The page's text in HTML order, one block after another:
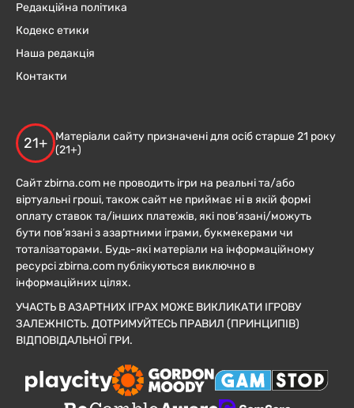
Редакційна політика
Кодекс етики
Наша редакція
Контакти
21+
Матеріали сайту призначені для осіб старше 21 року
(21+)
Сайт zbirna.com не проводить ігри на реальні та/або
віртуальні гроші, також сайт не приймає ні в якій формі
оплату ставок та/інших платежів, які пов’язані/можуть
бути пов’язані з азартними іграми, букмекерами чи
тоталізаторами. Будь-які матеріали на інформаційному
ресурсі zbirna.com публікуються виключно в
інформаційних цілях.
УЧАСТЬ В АЗАРТНИХ ІГРАХ МОЖЕ ВИКЛИКАТИ ІГРОВУ
ЗАЛЕЖНІСТЬ. ДОТРИМУЙТЕСЬ ПРАВИЛ (ПРИНЦИПІВ)
ВІДПОВІДАЛЬНОЇ ГРИ.